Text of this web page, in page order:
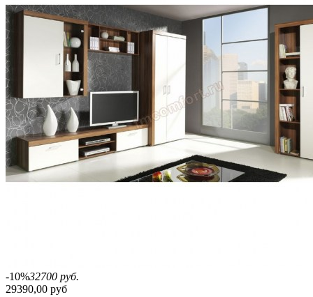
-10%32700 руб.
29390,00 руб